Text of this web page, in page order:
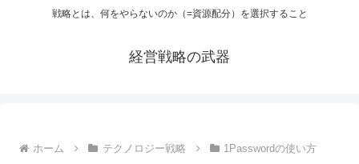
戦略とは、何をやらないのか（=資源配分）を選択すること
経営戦略の武器
ホーム テクノロジー戦略 1Passwordの使い方